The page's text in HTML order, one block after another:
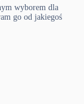
wyborem dla
go od jakiegoś